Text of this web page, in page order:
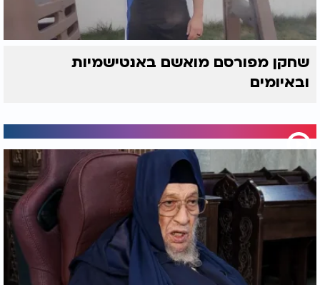
שחקן מפורסם מואשם באנטישמיות
ובאיומים